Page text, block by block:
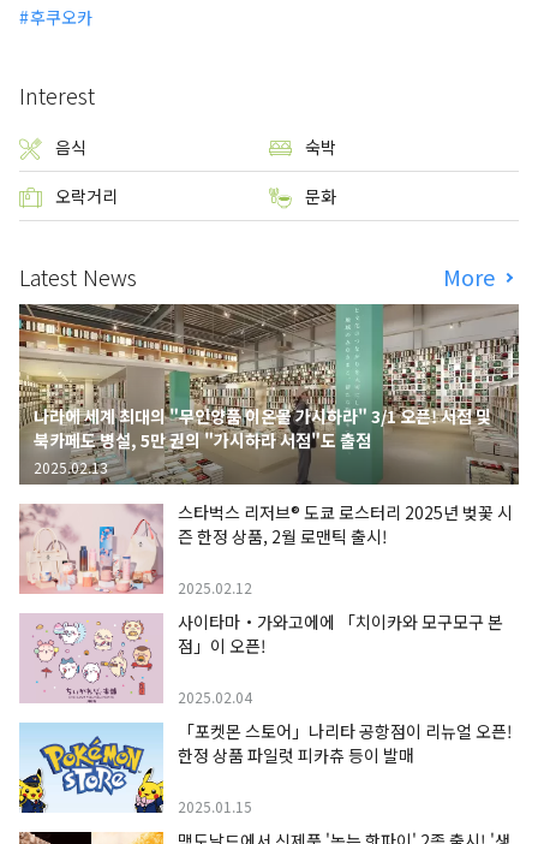
후쿠오카
Interest
음식 숙박
오락거리 문화
Latest News More
나라에 세계 최대의 "무인양품 이온몰 가시하라" 3/1 오픈! 서점 및
북카페도 병설, 5만 권의 "가시하라 서점"도 출점
2025.02.13
스타벅스 리저브® 도쿄 로스터리 2025년 벚꽃 시
즌 한정 상품, 2월 로맨틱 출시!
2025.02.12
사이타마・가와고에에 「치이카와 모구모구 본
점」이 오픈!
2025.02.04
「포켓몬 스토어」나리타 공항점이 리뉴얼 오픈!
한정 상품 파일럿 피카츄 등이 발매
2025.01.15